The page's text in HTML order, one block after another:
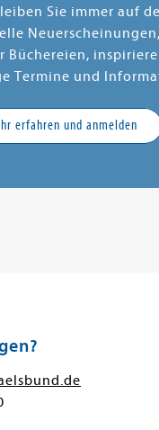
Sie immer auf
Büchereien,
Termine und
erfahren und anmelden